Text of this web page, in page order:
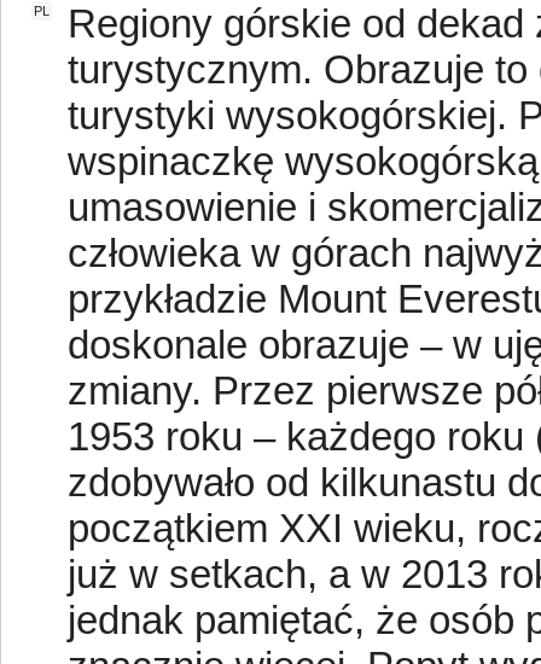
PL
Regiony górskie od
turystycznym. Obrazuje
turystyki wysokogórskiej.
wspinaczkę
umasowienie i
człowieka w górach
przykładzie Mount
doskonale obrazuje – w
zmiany. Przez pierwsze
1953 roku – każdego
zdobywało od kilkunastu
początkiem XXI wieku,
już w setkach, a w 2013
jednak pamiętać, że osób